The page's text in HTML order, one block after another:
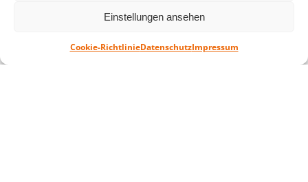
Einstellungen ansehen
Cookie-RichtlinieDatenschutzImpressum
Nahverkehr: Straßenbahn Linien 3, 4, 7, 8, 15